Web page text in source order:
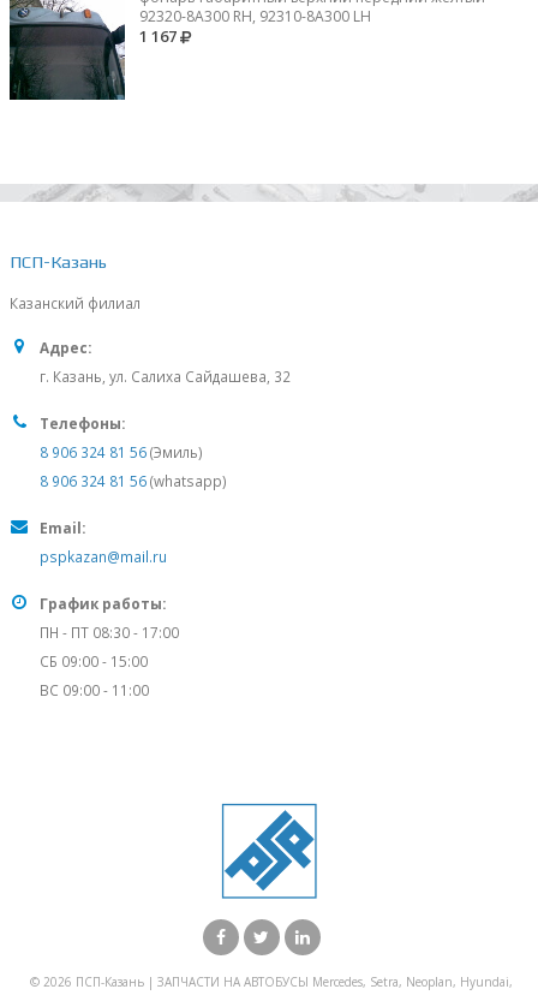
92320-8A300 RH, 92310-8А300 LH
1 167
ПСП-Казань
Казанский филиал
Адрес:
г. Казань, ул. Салиха Сайдашева, 32
Телефоны:
8 906 324 81 56(Эмиль)
8 906 324 81 56(whatsapp)
Email:
pspkazan@mail.ru
График работы:
ПН - ПТ 08:30 - 17:00
СБ 09:00 - 15:00
ВС 09:00 - 11:00
© 2026 ПСП-Казань | ЗАПЧАСТИ НА АВТОБУСЫ Mercedes, Setra, Neoplan, Hyundai,